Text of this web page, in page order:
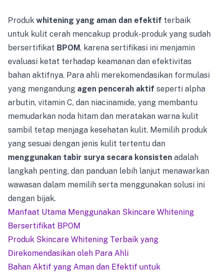
Produk whitening yang aman dan efektif terbaik
untuk kulit cerah mencakup produk-produk yang sudah
bersertifikat BPOM, karena sertifikasi ini menjamin
evaluasi ketat terhadap keamanan dan efektivitas
bahan aktifnya. Para ahli merekomendasikan formulasi
yang mengandung agen pencerah aktif seperti alpha
arbutin, vitamin C, dan niacinamide, yang membantu
memudarkan noda hitam dan meratakan warna kulit
sambil tetap menjaga kesehatan kulit. Memilih produk
yang sesuai dengan jenis kulit tertentu dan
menggunakan tabir surya secara konsisten adalah
langkah penting, dan panduan lebih lanjut menawarkan
wawasan dalam memilih serta menggunakan solusi ini
dengan bijak.
Manfaat Utama Menggunakan Skincare Whitening
Bersertifikat BPOM
Produk Skincare Whitening Terbaik yang
Direkomendasikan oleh Para Ahli
Bahan Aktif yang Aman dan Efektif untuk